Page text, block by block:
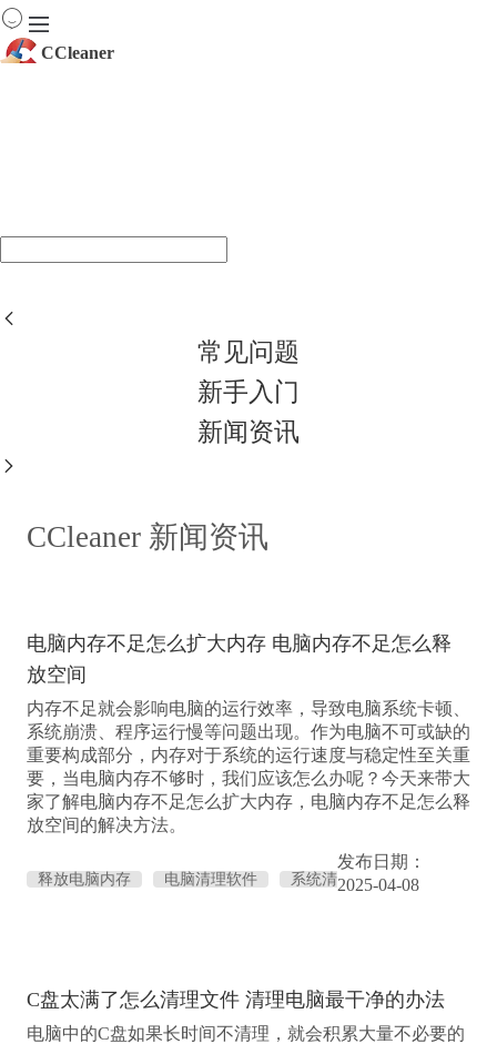
CCleaner
常见问题
新手入门
新闻资讯
CCleaner 新闻资讯
电脑内存不足怎么扩大内存 电脑内存不足怎么释
放空间
内存不足就会影响电脑的运行效率，导致电脑系统卡顿、
系统崩溃、程序运行慢等问题出现。作为电脑不可或缺的
重要构成部分，内存对于系统的运行速度与稳定性至关重
要，当电脑内存不够时，我们应该怎么办呢？今天来带大
家了解电脑内存不足怎么扩大内存，电脑内存不足怎么释
放空间的解决方法。
释放电脑内存 电脑清理软件
系统清
发布日期：
2025-04-08
C盘太满了怎么清理文件 清理电脑最干净的办法
电脑中的C盘如果长时间不清理，就会积累大量不必要的